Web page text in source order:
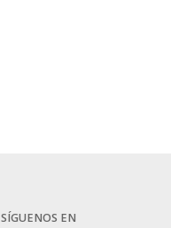
SÍGUENOS EN